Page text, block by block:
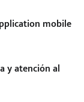
mobile
y atención al